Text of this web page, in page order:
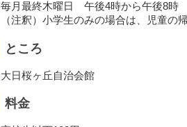
毎月最終木曜日 午後4時から午後8時
（注釈）小学生のみの場合は、児童の
ところ
大日桜ヶ丘自治会館
料金